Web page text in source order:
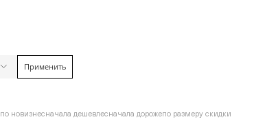
Применить
по новизнесначала дешевлесначала дорожепо размеру скидки